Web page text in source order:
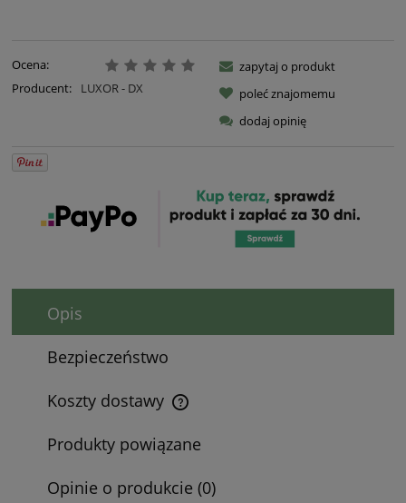
Ocena:
Producent:
LUXOR - DX
zapytaj o produkt
poleć znajomemu
dodaj opinię
Opis
Bezpieczeństwo
Koszty dostawy
Cena nie zawiera ewentualnych kosztów płatności
Produkty powiązane
Opinie o produkcie (0)